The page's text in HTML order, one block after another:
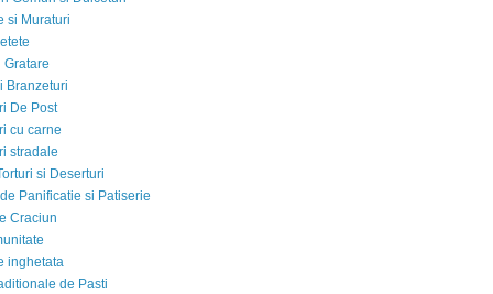
si Muraturi
Gratare
Branzeturi
De Post
cu carne
stradale
si Deserturi
Panificatie si Patiserie
Craciun
inghetata
de Pasti